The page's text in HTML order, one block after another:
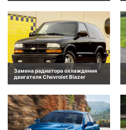
Замена радиатора охлаждения
двигателя Chevrolet Blazer